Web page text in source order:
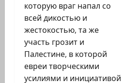
которую враг напал со
всей дикостью и
жестокостью, та же
участь грозит и
Палестине, в которой
евреи творческими
усилиями и инициативой